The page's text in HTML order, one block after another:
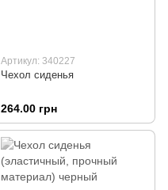
Артикул: 340227
Чехол сиденья
264.00 грн